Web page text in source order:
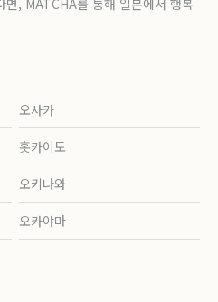
오사카
홋카이도
오키나와
오카야마